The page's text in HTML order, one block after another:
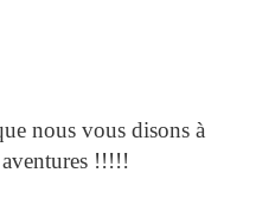
nous vous disons à
!!!!!